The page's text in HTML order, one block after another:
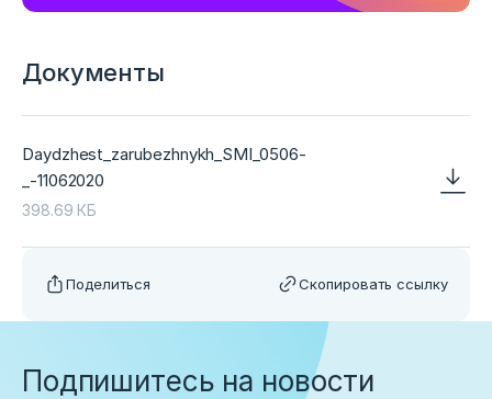
Документы
Daydzhest_zarubezhnykh_SMI_0506-
_-11062020
398.69 КБ
Поделиться Скопировать ссылку
Подпишитесь на новости